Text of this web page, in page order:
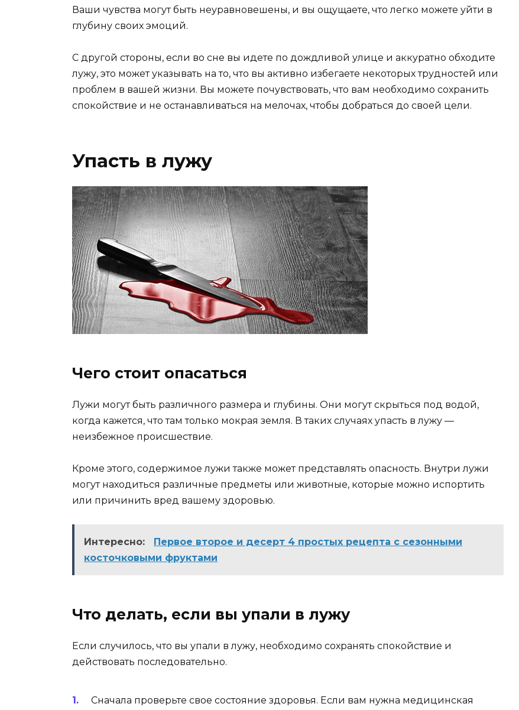
Ваши чувства могут быть неуравновешены, и вы ощущаете, что легко можете уйти в
глубину своих эмоций.
С другой стороны, если во сне вы идете по дождливой улице и аккуратно обходите
лужу, это может указывать на то, что вы активно избегаете некоторых трудностей или
проблем в вашей жизни. Вы можете почувствовать, что вам необходимо сохранить
спокойствие и не останавливаться на мелочах, чтобы добраться до своей цели.
Упасть в лужу
Чего стоит опасаться
Лужи могут быть различного размера и глубины. Они могут скрыться под водой,
когда кажется, что там только мокрая земля. В таких случаях упасть в лужу —
неизбежное происшествие.
Кроме этого, содержимое лужи также может представлять опасность. Внутри лужи
могут находиться различные предметы или животные, которые можно испортить
или причинить вред вашему здоровью.
Интересно:
Первое второе и десерт 4 простых рецепта с сезонными
косточковыми фруктами
Что делать, если вы упали в лужу
Если случилось, что вы упали в лужу, необходимо сохранять спокойствие и
действовать последовательно.
Сначала проверьте свое состояние здоровья. Если вам нужна медицинская